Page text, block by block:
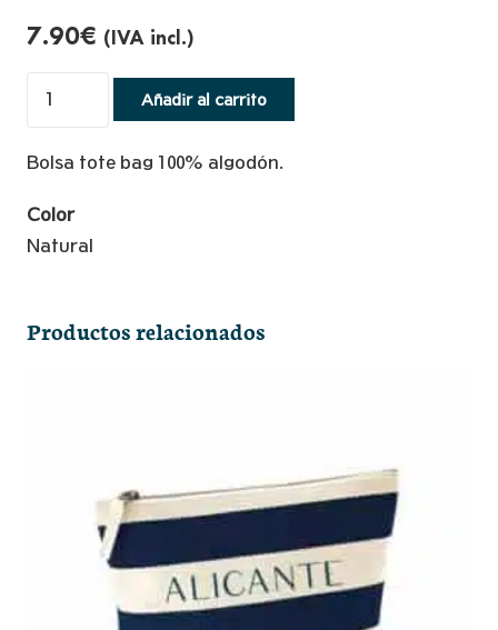
7.90€ (IVA incl.)
cantidad
Añadir al carrito
Bolsa tote bag 100% algodón.
Color
Natural
Productos relacionados